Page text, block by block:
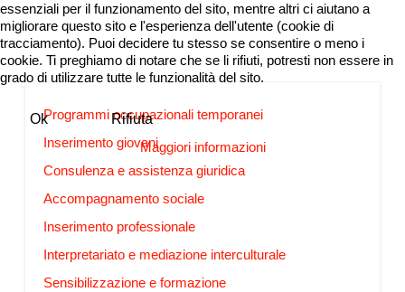
Programmi occupazionali temporanei
Inserimento giovani
Consulenza e assistenza giuridica
Accompagnamento sociale
Inserimento professionale
Interpretariato e mediazione interculturale
Sensibilizzazione e formazione
essenziali per il funzionamento del sito, mentre altri ci aiutano a
migliorare questo sito e l'esperienza dell'utente (cookie di
tracciamento). Puoi decidere tu stesso se consentire o meno i
cookie. Ti preghiamo di notare che se li rifiuti, potresti non essere in
grado di utilizzare tutte le funzionalità del sito.
Ok
Rifiuta
Maggiori informazioni